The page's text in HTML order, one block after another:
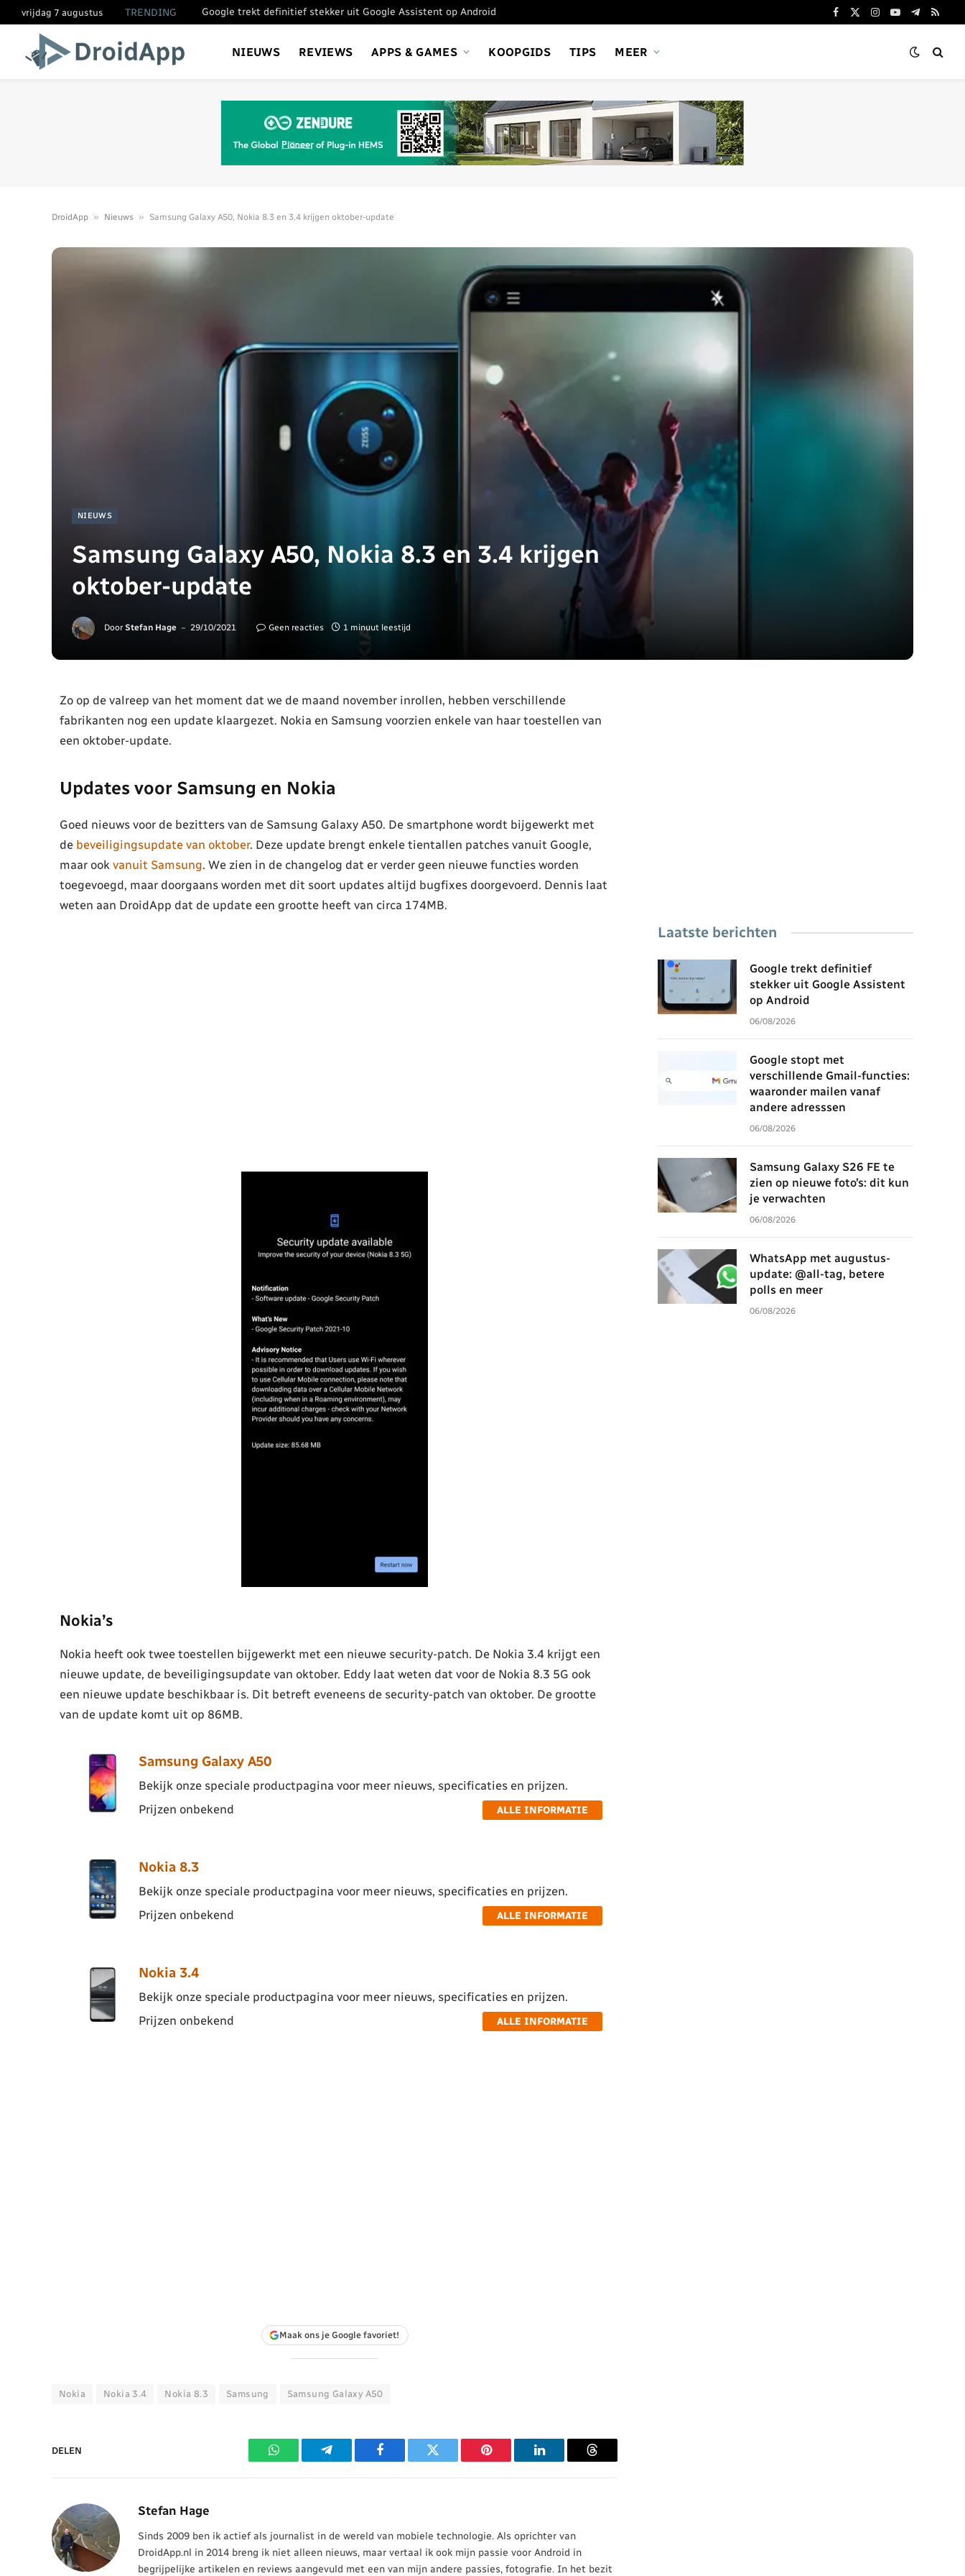
vrijdag 7 augustus TRENDING Google trekt definitief stekker uit Google Assistent op Android
Facebook
X
Instagram
YouTube
Telegram
RSS
NIEUWS REVIEWS APPS & GAMES KOOPGIDS TIPS MEER
DroidApp » Nieuws » Samsung Galaxy A50, Nokia 8.3 en 3.4 krijgen oktober-update
NIEUWS
Samsung Galaxy A50, Nokia 8.3 en 3.4 krijgen
oktober-update
Door Stefan Hage 29/10/2021 Geen reacties 1 minuut leestijd
Zo op de valreep van het moment dat we de maand november inrollen, hebben verschillende
fabrikanten nog een update klaargezet. Nokia en Samsung voorzien enkele van haar toestellen van
een oktober-update.
Updates voor Samsung en Nokia
Goed nieuws voor de bezitters van de Samsung Galaxy A50. De smartphone wordt bijgewerkt met
de beveiligingsupdate van oktober. Deze update brengt enkele tientallen patches vanuit Google,
maar ook vanuit Samsung. We zien in de changelog dat er verder geen nieuwe functies worden
toegevoegd, maar doorgaans worden met dit soort updates altijd bugfixes doorgevoerd. Dennis laat
weten aan DroidApp dat de update een grootte heeft van circa 174MB.
Nokia’s
Nokia heeft ook twee toestellen bijgewerkt met een nieuwe security-patch. De Nokia 3.4 krijgt een
nieuwe update, de beveiligingsupdate van oktober. Eddy laat weten dat voor de Nokia 8.3 5G ook
een nieuwe update beschikbaar is. Dit betreft eveneens de security-patch van oktober. De grootte
van de update komt uit op 86MB.
Samsung Galaxy A50
Bekijk onze speciale productpagina voor meer nieuws, specificaties en prijzen.
Prijzen onbekend
ALLE INFORMATIE
Nokia 8.3
Bekijk onze speciale productpagina voor meer nieuws, specificaties en prijzen.
Prijzen onbekend
ALLE INFORMATIE
Nokia 3.4
Bekijk onze speciale productpagina voor meer nieuws, specificaties en prijzen.
Prijzen onbekend
ALLE INFORMATIE
Maak ons je Google favoriet!
Nokia Nokia 3.4 Nokia 8.3 Samsung Samsung Galaxy A50
DELEN
WhatsAppTelegram Facebook Twitter Pinterest LinkedIn Threads
Stefan Hage
Sinds 2009 ben ik actief als journalist in de wereld van mobiele technologie. Als oprichter van
DroidApp.nl in 2014 breng ik niet alleen nieuws, maar vertaal ik ook mijn passie voor Android in
begrijpelijke artikelen en reviews aangevuld met een van mijn andere passies, fotografie. In het bezit
Laatste berichten
Google trekt definitief
stekker uit Google Assistent
op Android
06/08/2026
Google stopt met
verschillende Gmail-functies:
waaronder mailen vanaf
andere adresssen
06/08/2026
Samsung Galaxy S26 FE te
zien op nieuwe foto’s: dit kun
je verwachten
06/08/2026
WhatsApp met augustus-
update: @all-tag, betere
polls en meer
06/08/2026